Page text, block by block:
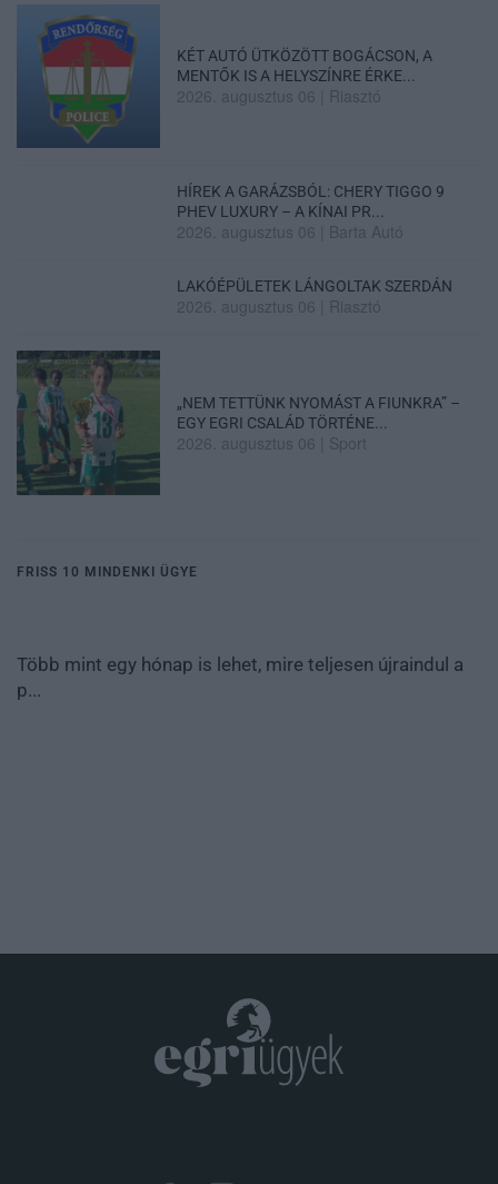
KÉT AUTÓ ÜTKÖZÖTT BOGÁCSON, A
MENTŐK IS A HELYSZÍNRE ÉRKE...
2026. augusztus 06 Riasztó
HÍREK A GARÁZSBÓL: CHERY TIGGO 9
PHEV LUXURY – A KÍNAI PR...
2026. augusztus 06 Barta Autó
LAKÓÉPÜLETEK LÁNGOLTAK SZERDÁN
2026. augusztus 06 Riasztó
„NEM TETTÜNK NYOMÁST A FIUNKRA” –
EGY EGRI CSALÁD TÖRTÉNE...
2026. augusztus 06 Sport
FRISS 10 MINDENKI ÜGYE
Több mint egy hónap is lehet, mire teljesen újraindul a
p...